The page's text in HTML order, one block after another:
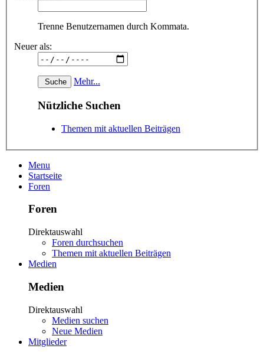
Trenne Benutzernamen durch Kommata.
Neuer als:
Mehr...
Nützliche Suchen
Themen mit aktuellen Beiträgen
Menu
Startseite
Foren
Foren
Direktauswahl
Foren durchsuchen
Themen mit aktuellen Beiträgen
Medien
Medien
Direktauswahl
Medien suchen
Neue Medien
Mitglieder